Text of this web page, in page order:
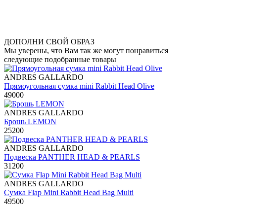
ДОПОЛНИ СВОЙ ОБРАЗ
Мы уверены, что Вам так же могут понравиться
следующие подобранные товары
ANDRES GALLARDO
Прямоугольная сумка mini Rabbit Head Olive
49000
ANDRES GALLARDO
Брошь LEMON
25200
ANDRES GALLARDO
Подвеска PANTHER HEAD & PEARLS
31200
ANDRES GALLARDO
Сумка Flap Mini Rabbit Head Bag Multi
49500